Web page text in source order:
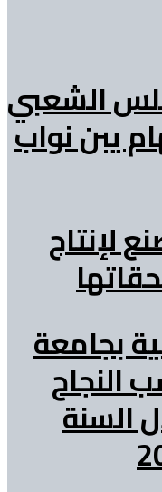
الشعبي
يبن نواب
لإنتاج
بجامعة
نسب النجاح
السنة